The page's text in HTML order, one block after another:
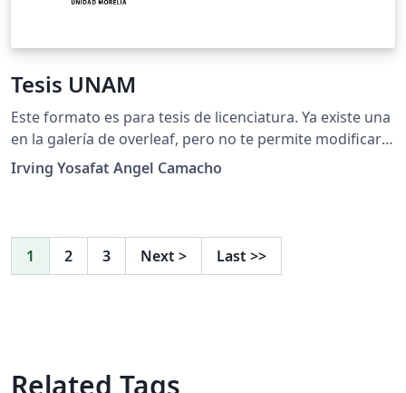
Tesis UNAM
Este formato es para tesis de licenciatura. Ya existe una
en la galería de overleaf, pero no te permite modificar
la portada a tu gusto, es decir, en este formato puedes
cambiar la posición de cada objeto; cambiar tutor a
acomodo de las barras.
Irving Yosafat Angel Camacho
1 2 3 Next > Last >>
Related Tags